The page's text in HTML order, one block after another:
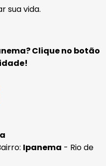
sua vida.
Clique no botão
Ipanema - Rio de